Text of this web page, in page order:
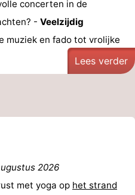
concerten in de
- Veelzijdig
muziek en fado tot vrolijke
Lees verder
2026
met yoga op het strand